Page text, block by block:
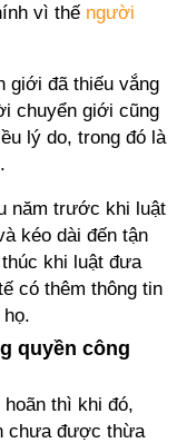
vì thế người
giới đã thiếu vắng
chuyển giới cũng
lý do, trong đó là
năm trước khi luật
kéo dài đến tận
khi luật đưa
có thêm thông tin
quyền công
hoãn thì khi đó,
chưa được thừa